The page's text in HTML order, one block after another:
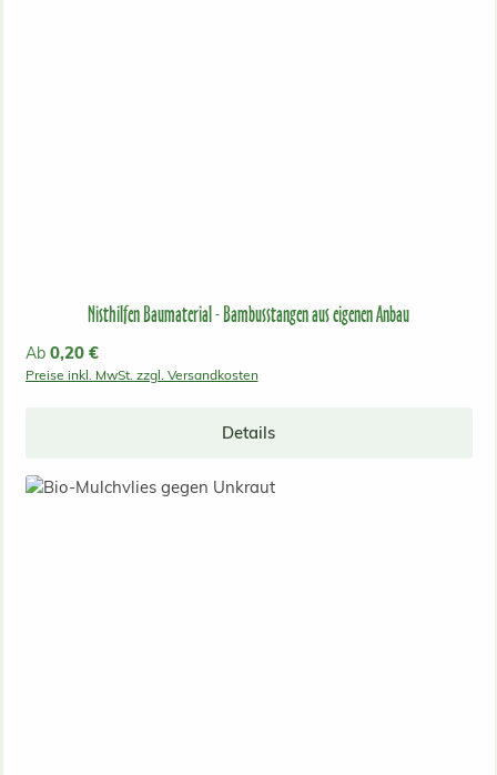
Nisthilfen Baumaterial - Bambusstangen aus eigenen Anbau
Regulärer Preis:
Ab 0,20 €
Preise inkl. MwSt. zzgl. Versandkosten
Details